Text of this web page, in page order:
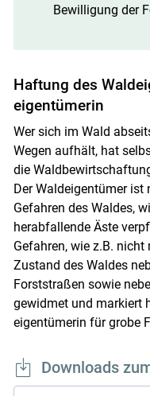
Bewilligung der
Haftung des
eigentümerin
Wer sich im Wald
Wegen aufhält, hat
die
Der Waldeigentümer
Gefahren des Waldes,
herabfallende Äste
Gefahren, wie z.B.
Zustand des Waldes
Forststraßen sowie
gewidmet und markiert
eigentümerin für grobe
Downloads